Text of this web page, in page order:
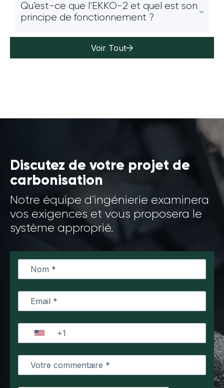
Qu’est-ce que l’EKKO-2 et quel est son
principe de fonctionnement ?
Voir Tout
Discutez de votre projet de
carbonisation
Notre équipe d'ingénierie examinera
vos exigences et vous proposera le
système approprié.